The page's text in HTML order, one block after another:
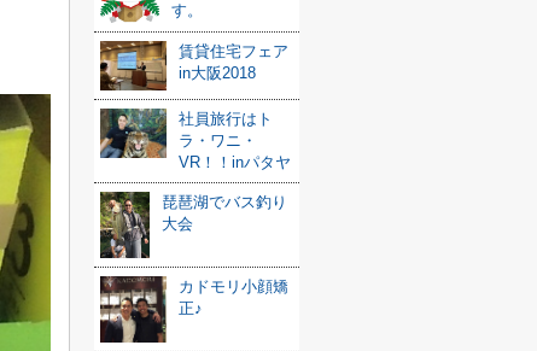
す。
賃貸住宅フェア
in大阪2018
社員旅行はト
ラ・ワニ・
VR！！inパタヤ
琵琶湖でバス釣り
大会
カドモリ小顔矯
正♪